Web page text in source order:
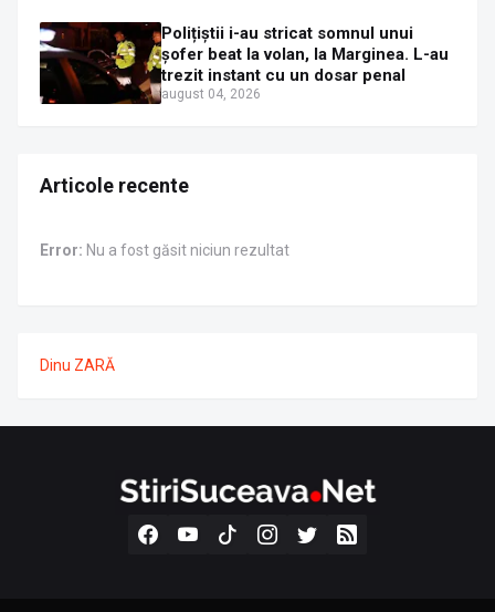
Polițiștii i-au stricat somnul unui
șofer beat la volan, la Marginea. L-au
trezit instant cu un dosar penal
august 04, 2026
Articole recente
Error: Nu a fost găsit niciun rezultat
Dinu ZARĂ